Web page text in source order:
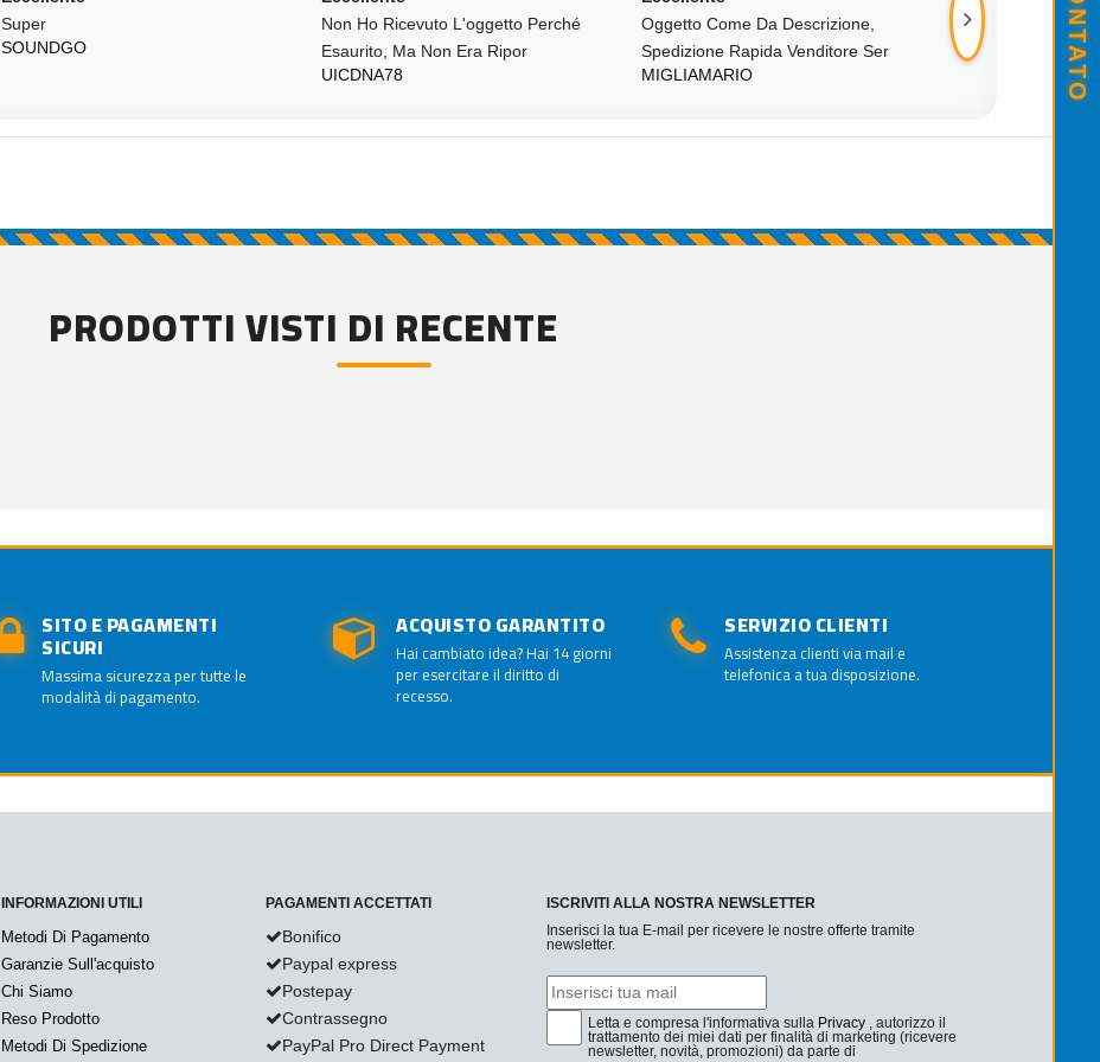
Super
SOUNDGO
Non Ho Ricevuto L'oggetto Perché
Esaurito, Ma Non Era Ripor
UICDNA78
Oggetto Come Da Descrizione,
Spedizione Rapida Venditore Ser
MIGLIAMARIO
All Ok!!!aaa+++
ABO80
PRODOTTI VISTI DI RECENTE
SITO E PAGAMENTI
SICURI
Massima sicurezza per tutte le
modalità di pagamento.
ACQUISTO GARANTITO
Hai cambiato idea? Hai 14 giorni
per esercitare il diritto di
recesso.
SERVIZIO CLIENTI
Assistenza clienti via mail e
telefonica a tua disposizione.
INFORMAZIONI UTILI
Metodi Di Pagamento
Garanzie Sull'acquisto
Chi Siamo
Reso Prodotto
Metodi Di Spedizione
PAGAMENTI ACCETTATI
Bonifico
Paypal express
Postepay
Contrassegno
PayPal Pro Direct Payment
ISCRIVITI ALLA NOSTRA NEWSLETTER
Inserisci la tua E-mail per ricevere le nostre offerte tramite
newsletter.
Letta e compresa l'informativa sulla Privacy , autorizzo il
trattamento dei miei dati per finalità di marketing (ricevere
newsletter, novità, promozioni) da parte di